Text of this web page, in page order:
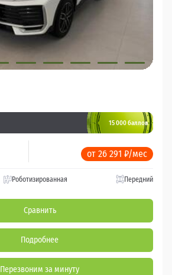
15 000 баллов
от 26 291 ₽/мес
Роботизированная Передний
Сравнить
Подробнее
Перезвоним за минуту